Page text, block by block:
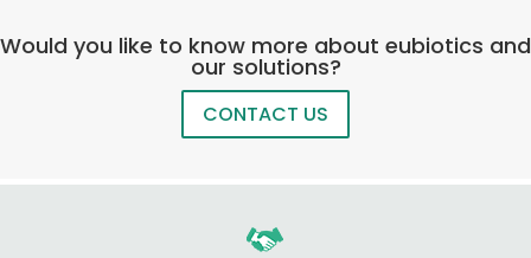
Would you like to know more about eubiotics and
our solutions?
CONTACT US